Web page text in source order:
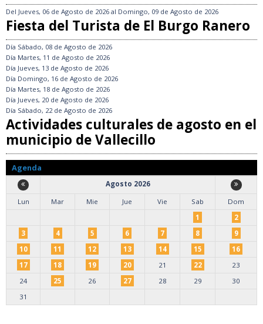
Del Jueves, 06 de Agosto de 2026 al Domingo, 09 de Agosto de 2026
Fiesta del Turista de El Burgo Ranero
Día Sábado, 08 de Agosto de 2026
Día Martes, 11 de Agosto de 2026
Día Jueves, 13 de Agosto de 2026
Día Domingo, 16 de Agosto de 2026
Día Martes, 18 de Agosto de 2026
Día Jueves, 20 de Agosto de 2026
Día Sábado, 22 de Agosto de 2026
Actividades culturales de agosto en el
municipio de Vallecillo
Agenda
Agosto 2026
Lun
Mar Mie Jue Vie Sab
Dom
1
2
3
4 5 6 7 8
9
10
11 12 13 14 15
16
17
18 19 20 21 22
23
24
25 26 27 28 29
30
31